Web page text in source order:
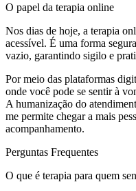
O papel da terapia online
Nos dias de hoje, a terapia
acessível. É uma forma
vazio, garantindo sigilo e
Por meio das plataformas
onde você pode se sentir à
A humanização do
me permite chegar a mais
acompanhamento.
Perguntas Frequentes
O que é terapia para quem